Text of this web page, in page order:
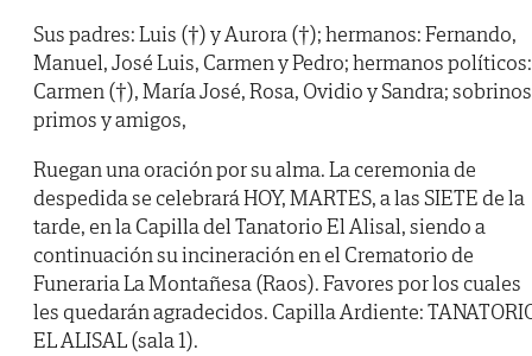
Sus padres: Luis (†) y Aurora (†); hermanos: Fernando,
Manuel, José Luis, Carmen y Pedro; hermanos políticos:
Carmen (†), María José, Rosa, Ovidio y Sandra;
primos y amigos,
Ruegan una oración por su alma. La ceremonia de
despedida se celebrará HOY, MARTES, a las SIETE de la
tarde, en la Capilla del Tanatorio El Alisal, siendo a
continuación su incineración en el Crematorio de
Funeraria La Montañesa (Raos). Favores por los cuales
les quedarán agradecidos. Capilla Ardiente:
EL ALISAL (sala 1).